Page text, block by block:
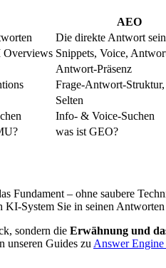
AEO
Die direkte Antwort sein
Overviews Snippets, Voice,
Antwort-Präsenz
Frage-Antwort-Struktur,
Selten
Info- & Voice-Suchen
was ist GEO?
Fundament – ohne saubere
System Sie in seinen
sondern die Erwähnung und
unseren Guides zuAnswer